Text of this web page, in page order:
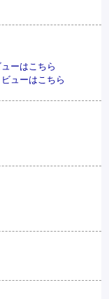
ーはこちら
ューはこちら